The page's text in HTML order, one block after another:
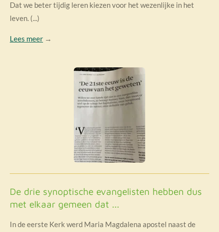
Dat we beter tijdig leren kiezen voor het wezenlijke in het
leven. (...)
Lees meer →
De drie synoptische evangelisten hebben dus
met elkaar gemeen dat ...
In de eerste Kerk werd Maria Magdalena apostel naast de